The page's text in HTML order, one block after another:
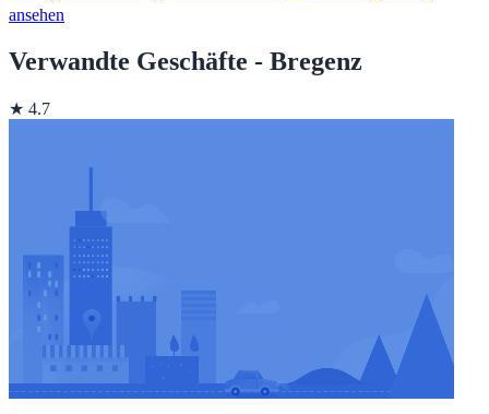
ansehen
Verwandte Geschäfte - Bregenz
★ 4.7